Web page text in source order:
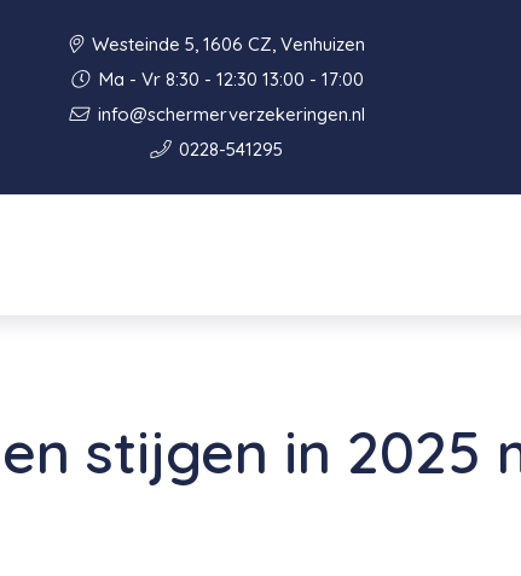
Westeinde 5, 1606 CZ, Venhuizen
Ma - Vr 8:30 - 12:30 13:00 - 17:00
info@schermerverzekeringen.nl
0228-541295
stijgen in 2025